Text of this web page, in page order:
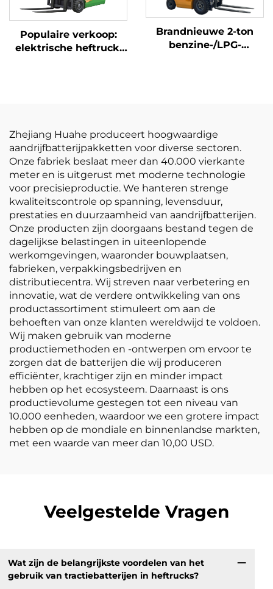
Populaire verkoop:
elektrische heftruck,
Brandnieuwe 2-ton
benzine-/LPG-
Zhejiang Huahe produceert hoogwaardige
aandrijfbatterijpakketten voor diverse sectoren.
Onze fabriek beslaat meer dan 40.000 vierkante
meter en is uitgerust met moderne technologie
voor precisieproductie. We hanteren strenge
kwaliteitscontrole op spanning, levensduur,
prestaties en duurzaamheid van aandrijfbatterijen.
Onze producten zijn doorgaans bestand tegen de
dagelijkse belastingen in uiteenlopende
werkomgevingen, waaronder bouwplaatsen,
fabrieken, verpakkingsbedrijven en
distributiecentra. Wij streven naar verbetering en
innovatie, wat de verdere ontwikkeling van ons
productassortiment stimuleert om aan de
behoeften van onze klanten wereldwijd te voldoen.
Wij maken gebruik van moderne
productiemethoden en -ontwerpen om ervoor te
zorgen dat de batterijen die wij produceren
efficiënter, krachtiger zijn en minder impact
hebben op het ecosysteem. Daarnaast is ons
productievolume gestegen tot een niveau van
10.000 eenheden, waardoor we een grotere impact
hebben op de mondiale en binnenlandse markten,
met een waarde van meer dan 10,00 USD.
Veelgestelde Vragen
Wat zijn de belangrijkste voordelen van het
gebruik van tractiebatterijen in heftrucks?